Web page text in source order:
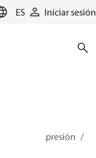
ES Iniciar sesión
de la presión